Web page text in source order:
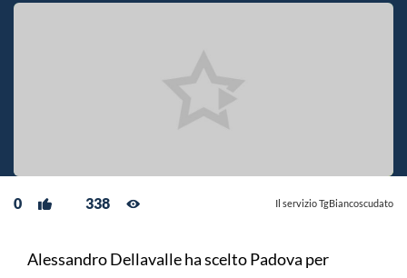
0 338 Il servizio TgBiancoscudato
Alessandro Dellavalle ha scelto Padova per